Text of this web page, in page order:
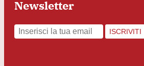
Newsletter
ISCRIVITI